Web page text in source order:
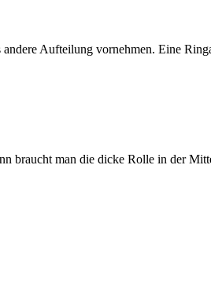
Aufteilung vornehmen. Eine
braucht man die dicke Rolle in der